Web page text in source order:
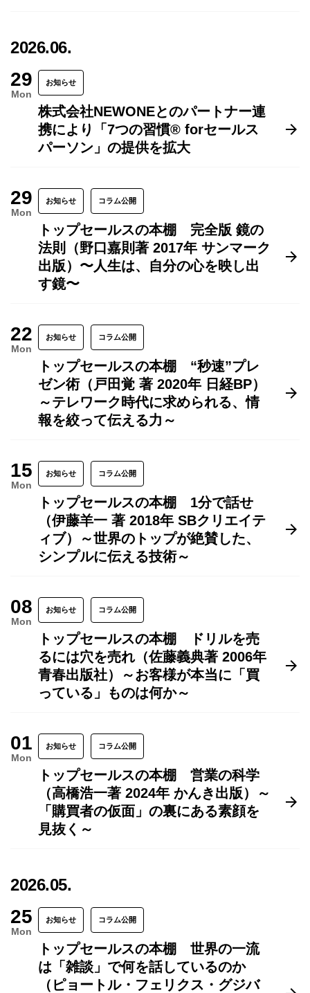
2026.06.
29
Mon
お知らせ
株式会社NEWONEとのパートナー連
携により「7つの習慣® forセールス
パーソン」の提供を拡大
29
Mon
お知らせ コラム公開
トップセールスの本棚 完全版 鏡の
法則（野口嘉則著 2017年 サンマーク
出版）〜人生は、自分の心を映し出
す鏡〜
22
Mon
お知らせ コラム公開
トップセールスの本棚 “秒速”プレ
ゼン術（戸田覚 著 2020年 日経BP）
～テレワーク時代に求められる、情
報を絞って伝える力～
15
Mon
お知らせ コラム公開
トップセールスの本棚 1分で話せ
（伊藤羊一 著 2018年 SBクリエイテ
ィブ）～世界のトップが絶賛した、
シンプルに伝える技術～
08
Mon
お知らせ コラム公開
トップセールスの本棚 ドリルを売
るには穴を売れ（佐藤義典著 2006年
青春出版社）～お客様が本当に「買
っている」ものは何か～
01
Mon
お知らせ コラム公開
トップセールスの本棚 営業の科学
（高橋浩一著 2024年 かんき出版）～
「購買者の仮面」の裏にある素顔を
見抜く～
2026.05.
25
Mon
お知らせ コラム公開
トップセールスの本棚 世界の一流
は「雑談」で何を話しているのか
（ピョートル・フェリクス・グジバ